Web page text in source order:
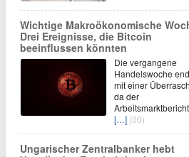
Wichtige Makroökonomische
Drei Ereignisse, die Bitcoin
beeinflussen könnten
Die vergangene
Handelswoche
mit einer
da der
Arbeitsmarktbericht
[…] (00)
Ungarischer Zentralbanker hebt